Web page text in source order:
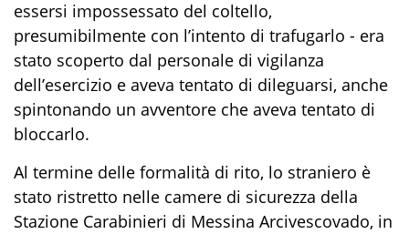
essersi impossessato del coltello,
presumibilmente con l’intento di trafugarlo - era
stato scoperto dal personale di vigilanza
dell’esercizio e aveva tentato di dileguarsi, anche
spintonando un avventore che aveva tentato di
bloccarlo.
Al termine delle formalità di rito, lo straniero è
stato ristretto nelle camere di sicurezza della
Stazione Carabinieri di Messina Arcivescovado, in